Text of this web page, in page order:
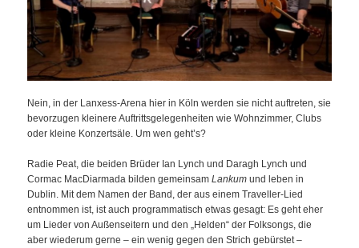
Nein, in der Lanxess-Arena hier in Köln werden sie nicht auftreten, sie
bevorzugen kleinere Auftrittsgelegenheiten wie Wohnzimmer, Clubs
oder kleine Konzertsäle. Um wen geht’s?
Radie Peat, die beiden Brüder Ian Lynch und Daragh Lynch und
Cormac MacDiarmada bilden gemeinsamLankum und leben in
Dublin. Mit dem Namen der Band, der aus einem Traveller-Lied
entnommen ist, ist auch programmatisch etwas gesagt: Es geht eher
um Lieder von Außenseitern und den „Helden“ der Folksongs, die
aber wiederum gerne – ein wenig gegen den Strich gebürstet –